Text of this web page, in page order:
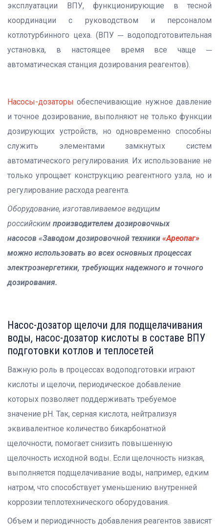
эксплуатации ВПУ, функционирующие в тесной
координации с руководством и персоналом
котлотурбинного цеха. (ВПУ ─ водоподготовительная
установка, в настоящее время все чаще ─
автоматическая станция дозирования реагентов).
Насосы-дозаторы обеспечивающие нужное давление
и точное дозирование, выполняют не только функции
дозирующих устройств, но одновременно способны
служить элементами замкнутых систем
автоматического регулирования. Их использование не
только упрощает конструкцию реагентного узла, но и
регулирование расхода реагента.
Оборудование, изготавливаемое ведущим
российским производителем дозировочных
насосов «Заводом дозировочной техники «Ареопаг»
можно использовать во всех основных процессах
электроэнергетики, требующих надежного и точного
дозирования.
Насос-дозатор щелочи для подщелачивания
воды, насос-дозатор кислоты в составе ВПУ
подготовки котлов и теплосетей
Важную роль в процессах водоподготовки играют
кислоты и щелочи, периодическое добавление
которых позволяет поддерживать требуемое
значение pH. Так, серная кислота, нейтрализуя
эквивалентное количество бикарбонатной
щелочности, помогает снизить повышенную
щелочность исходной воды. Если щелочность низкая,
выполняется подщелачивание воды, например, едким
натром, что способствует уменьшению внутренней
коррозии теплотехнического оборудования.
Объем и периодичность добавления реагентов зависят